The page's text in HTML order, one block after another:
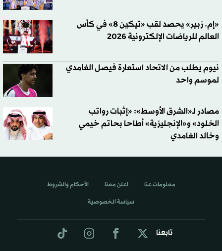
«إم. زبير» يحصد لقب «تيكين 8» في كأس
العالم للرياضات الإلكترونية 2026
نيوم يطلب من الاتحاد استعارة فيصل الغامدي
لموسم واحد
مصادر لـ«الشرق الأوسط»: «إثبات رواتب
الخلود» و«الإنجليزية» أطاحا بحاتم خيمي
وخالد الغامدي
تابعنا
معلومات عنا اعلن معنا الأحكام والشروط
سياسة الخصوصية